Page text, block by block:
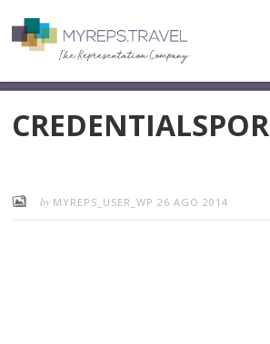
CREDENTIALSPOR
by MYREPS_USER_WP26 AGO 2014